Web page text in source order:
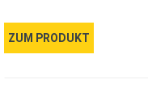
ZUM PRODUKT